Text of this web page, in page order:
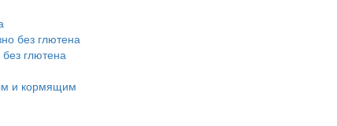
без глютена
глютена
и кормящим